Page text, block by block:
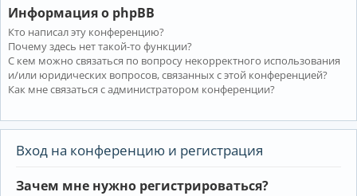
Информация о phpBB
Кто написал эту конференцию?
Почему здесь нет такой-то функции?
С кем можно связаться по вопросу некорректного использования
и/или юридических вопросов, связанных с этой конференцией?
Как мне связаться с администратором конференции?
Вход на конференцию и регистрация
Зачем мне нужно регистрироваться?